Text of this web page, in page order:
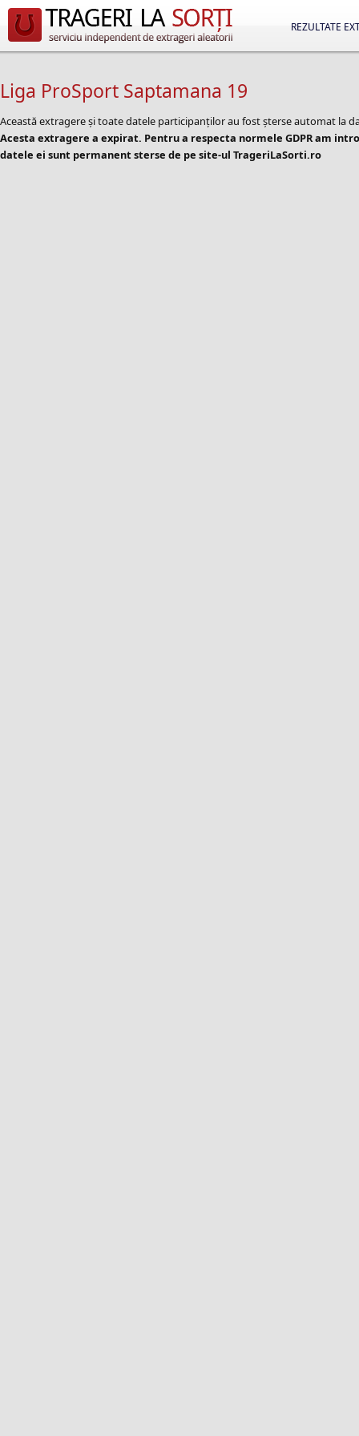
REZULTATE
Liga ProSport Saptamana 19
Această extragere și toate datele participanților au fost șterse automat la
Acesta extragere a expirat. Pentru a respecta normele GDPR am
datele ei sunt permanent sterse de pe site-ul TrageriLaSorti.ro